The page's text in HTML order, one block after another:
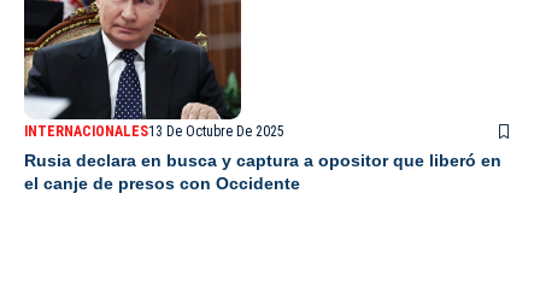
INTERNACIONALES13 De Octubre De 2025
Rusia declara en busca y captura a opositor que liberó en
el canje de presos con Occidente